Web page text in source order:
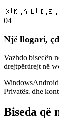
🇽🇰 🇦🇱 🇩🇪
04
Një llogari,
Vazhdo bisedën
drejtpërdrejt në
WindowsAndroid
Privatësi dhe
Biseda që